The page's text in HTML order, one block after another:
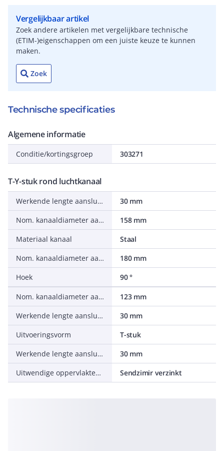
Vergelijkbaar artikel
Zoek andere artikelen met vergelijkbare technische
(ETIM-)eigenschappen om een juiste keuze te kunnen
maken.
Zoek
Technische specificaties
Algemene informatie
Conditie/kortingsgroep 303271
T-Y-stuk rond luchtkanaal
Werkende lengte aansluiting 3
30 mm
Nom. kanaaldiameter aansluiting 1
158 mm
Materiaal kanaal
Staal
Nom. kanaaldiameter aansluiting 3
180 mm
Hoek
90 °
Nom. kanaaldiameter aansluiting 2
123 mm
Werkende lengte aansluiting 1
30 mm
Uitvoeringsvorm
T-stuk
Werkende lengte aansluiting 2
30 mm
Uitwendige oppervlaktebescherming
Sendzimir verzinkt